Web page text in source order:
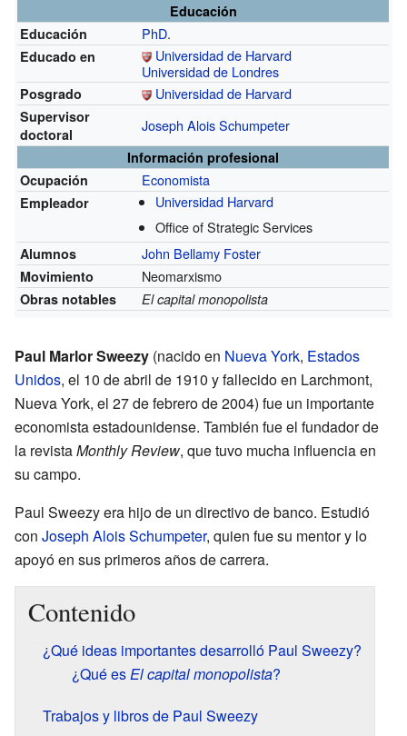
Educación
Educación
PhD.
Educado en
Universidad de Harvard
Universidad de Londres
Posgrado Universidad de Harvard
Supervisor
doctoral
Joseph Alois Schumpeter
Información profesional
Ocupación
Economista
Empleador
Universidad Harvard
Office of Strategic Services
Alumnos John Bellamy Foster
Movimiento Neomarxismo
Obras notables El capital monopolista
Paul Marlor Sweezy (nacido en Nueva York, Estados
Unidos, el 10 de abril de 1910 y fallecido en Larchmont,
Nueva York, el 27 de febrero de 2004) fue un importante
economista estadounidense. También fue el fundador de
la revistaMonthly Review, que tuvo mucha influencia en
su campo.
Paul Sweezy era hijo de un directivo de banco. Estudió
con Joseph Alois Schumpeter, quien fue su mentor y lo
apoyó en sus primeros años de carrera.
Contenido
¿Qué ideas importantes desarrolló Paul Sweezy?
¿Qué esEl capital monopolista?
Trabajos y libros de Paul Sweezy